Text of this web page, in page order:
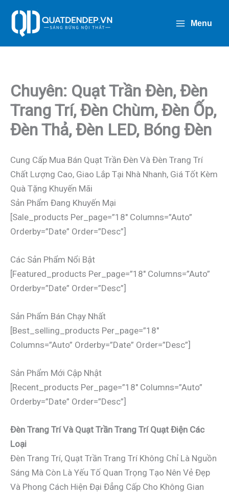
Dung
Menu
Chuyên: Quạt Trần Đèn, Đèn
Trang Trí, Đèn Chùm, Đèn Ốp,
Đèn Thả, Đèn LED, Bóng Đèn
Cung Cấp Mua Bán Quạt Trần Đèn Và Đèn Trang Trí
Chất Lượng Cao, Giao Lắp Tại Nhà Nhanh, Giá Tốt Kèm
Quà Tặng Khuyến Mãi
Sản Phẩm Đang Khuyến Mại
[sale_products Per_page=”18″ Columns=”auto”
Orderby=”date” Order=”desc”]
Các Sản Phẩm Nổi Bật
[featured_products Per_page=”18″ Columns=”auto”
Orderby=”date” Order=”desc”]
Sản Phẩm Bán Chạy Nhất
[best_selling_products Per_page=”18″
Columns=”auto” Orderby=”date” Order=”desc”]
Sản Phẩm Mới Cập Nhật
[recent_products Per_page=”18″ Columns=”auto”
Orderby=”date” Order=”desc”]
Đèn Trang Trí Và Quạt Trần Trang Trí Quạt Điện Các
Loại
Đèn Trang Trí, Quạt Trần Trang Trí Không Chỉ Là Nguồn
Sáng Mà Còn Là Yếu Tố Quan Trọng Tạo Nên Vẻ Đẹp
Và Phong Cách Hiện Đại Đẳng Cấp Cho Không Gian